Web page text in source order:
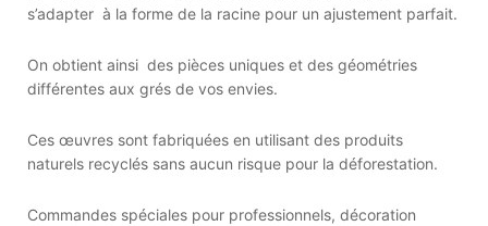
s’adapter à la forme de la racine pour un ajustement parfait.
On obtient ainsi des pièces uniques et des géométries
différentes aux grés de vos envies.
Ces œuvres sont fabriquées en utilisant des produits
naturels recyclés sans aucun risque pour la déforestation.
Commandes spéciales pour professionnels, décoration